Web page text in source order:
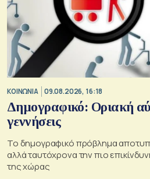
ΚΟΙΝΩΝΙΑ 09.08.2026, 16:18
Δημογραφικό: Οριακή
γεννήσεις
Το δημογραφικό πρόβλημα
αλλά ταυτόχρονα την πιο
της χώρας